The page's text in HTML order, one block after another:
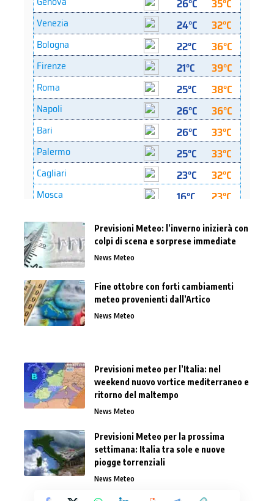
Previsioni Meteo: l’inverno inizierà con
colpi di scena e sorprese immediate
News Meteo
Fine ottobre con forti cambiamenti
meteo provenienti dall’Artico
News Meteo
Previsioni meteo per l’Italia: nel
weekend nuovo vortice mediterraneo e
ritorno del maltempo
News Meteo
Previsioni Meteo per la prossima
settimana: Italia tra sole e nuove
piogge torrenziali
News Meteo